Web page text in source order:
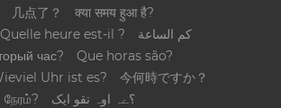
几点了？
क्या समय हुआ है?
Quelle heure est-il ?
كم الساعة
час?
Que horas são?
Uhr ist es?
今何時ですか？
؟ےہ اوہ تقو ایک